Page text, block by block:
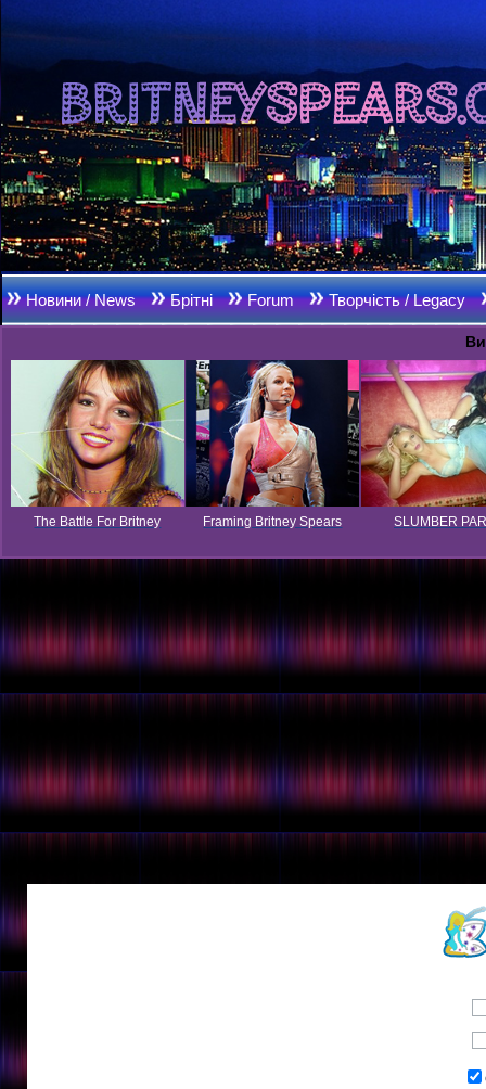
Новини / News Брітні Forum Творчість / Legacy
The Battle For Britney Framing Britney Spears SLUMBER